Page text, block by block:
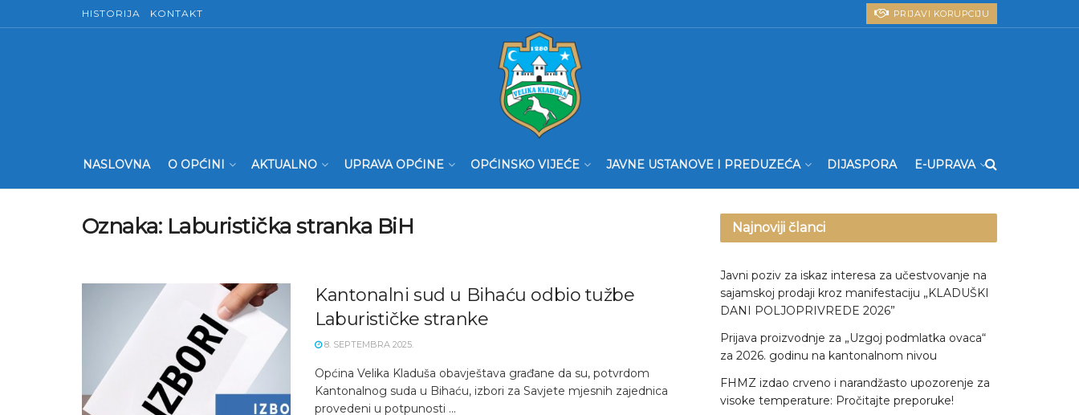
HISTORIJA KONTAKT PRIJAVI KORUPCIJU
NASLOVNA O OPĆINI AKTUALNO UPRAVA OPĆINE OPĆINSKO VIJEĆE JAVNE USTANOVE I PREDUZEĆA DIJASPORA E-UPRAVA
Oznaka: Laburistička stranka BiH
Kantonalni sud u Bihaću odbio tužbe
Laburističke stranke
8. SEPTEMBRA 2025.
Općina Velika Kladuša obavještava građane da su, potvrdom
Kantonalnog suda u Bihaću, izbori za Savjete mjesnih zajednica
provedeni u potpunosti ...
Najnoviji članci
Javni poziv za iskaz interesa za učestvovanje na
sajamskoj prodaji kroz manifestaciju „KLADUŠKI
DANI POLJOPRIVREDE 2026”
Prijava proizvodnje za „Uzgoj podmlatka ovaca“
za 2026. godinu na kantonalnom nivou
FHMZ izdao crveno i narandžasto upozorenje za
visoke temperature: Pročitajte preporuke!